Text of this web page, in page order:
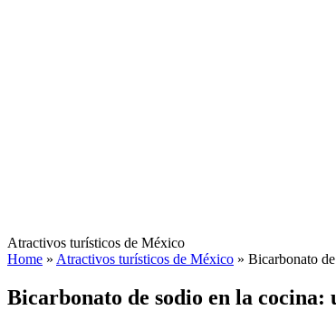
Atractivos turísticos de México
Home » Atractivos turísticos de México » Bicarbonato
Bicarbonato de sodio en la cocina: